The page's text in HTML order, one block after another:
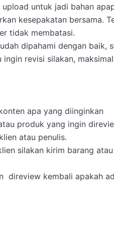
untuk jadi bahan
kesepakatan bersama.
tidak membatasi.
dipahami dengan baik,
revisi silakan,
apa yang diinginkan
produk yang ingin
atau penulis.
silakan kirim barang
direview kembali apakah